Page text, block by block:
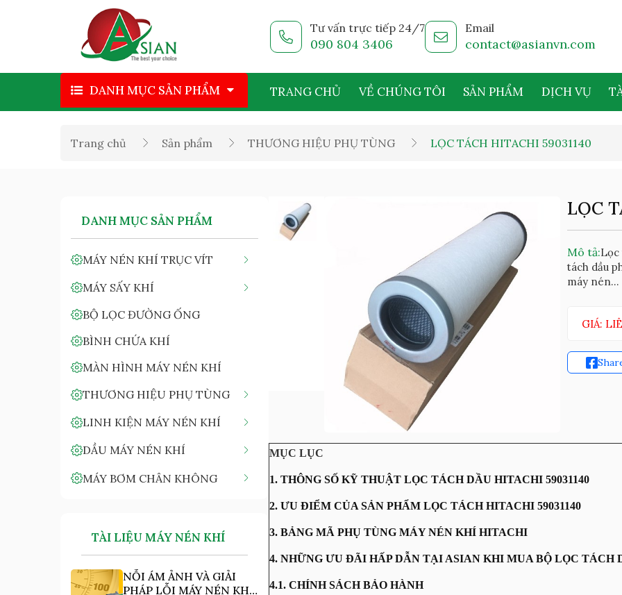
Tư vấn trực tiếp 24/7
090 804 3406
Email
contact@asianvn.com
DANH MỤC SẢN PHẨM TRANG CHỦ VỀ CHÚNG TÔI SẢN PHẨM DỊCH VỤ
Trang chủ Sản phẩm THƯƠNG HIỆU PHỤ TÙNG LỌC TÁCH HITACHI 59031140
DANH MỤC SẢN PHẨM
MÁY NÉN KHÍ TRỤC VÍT
MÁY SẤY KHÍ
BỘ LỌC ĐƯỜNG ỐNG
BÌNH CHỨA KHÍ
MÀN HÌNH MÁY NÉN KHÍ
THƯƠNG HIỆU PHỤ TÙNG
LINH KIỆN MÁY NÉN KHÍ
DẦU MÁY NÉN KHÍ
MÁY BƠM CHÂN KHÔNG
TÀI LIỆU MÁY NÉN KHÍ
NỖI ÁM ẢNH VÀ GIẢI
PHÁP LỖI MÁY NÉN KHÍ
LỌC
Mô tả:Lọc
tách dầu
máy nén...
GIÁ:
MỤC LỤC
1. THÔNG SỐ KỸ THUẬT LỌC TÁCH DẦU HITACHI 59031140
2. ƯU ĐIỂM CỦA SẢN PHẨM LỌC TÁCH HITACHI 59031140
3. BẢNG MÃ PHỤ TÙNG MÁY NÉN KHÍ HITACHI
4. NHỮNG ƯU ĐÃI HẤP DẪN TẠI ASIAN KHI MUA BỘ LỌC TÁCH
4.1. CHÍNH SÁCH BẢO HÀNH